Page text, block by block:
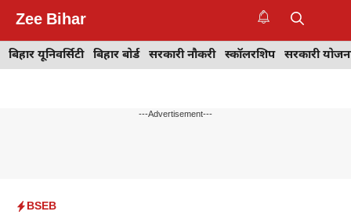
content
Zee Bihar
बिहार यूनिवर्सिटी बिहार बोर्ड सरकारी नौकरी स्कॉलरशिप सरकारी
---Advertisement---
BSEB